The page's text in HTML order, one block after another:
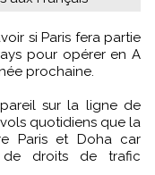
pour opérer en A
prochaine.
sur la ligne de
quotidiens que la
Paris et Doha car
de droits de trafic